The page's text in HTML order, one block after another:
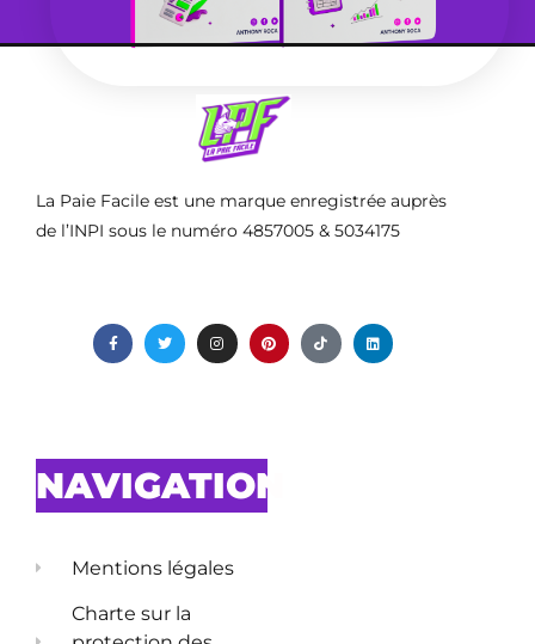
La Paie Facile est une marque enregistrée auprès
de l’INPI sous le numéro 4857005 & 5034175
NAVIGATION
Mentions légales
Charte sur la